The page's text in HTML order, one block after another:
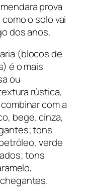
prova
o solo vai
dos anos.
(blocos de
é o mais
ou
rústica,
com a
bege, cinza,
tons
verde
tons